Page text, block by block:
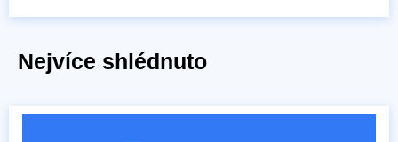
Nejvíce shlédnuto